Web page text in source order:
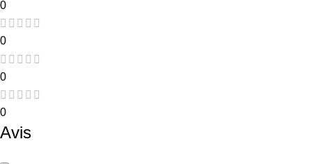
0
0
0
0
Avis